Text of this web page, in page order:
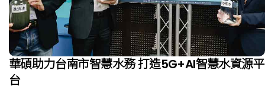
華碩助力台南市智慧水務 打造5G+AI智慧水資源平
台